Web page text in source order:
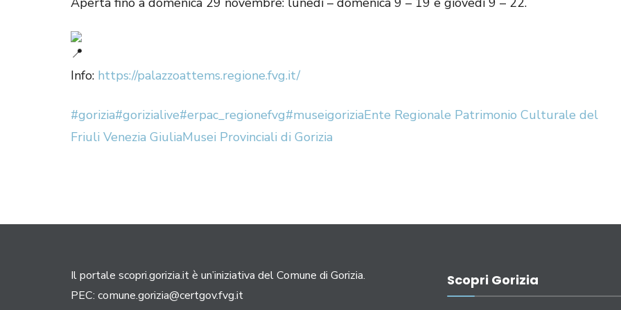
Info: https://palazzoattems.regione.fvg.it/
#gorizia#gorizialive#erpac_regionefvg#museigoriziaEnte Regionale Patrimonio Culturale del
Friuli Venezia GiuliaMusei Provinciali di Gorizia
Il portale scopri.gorizia.it è un’iniziativa del Comune di Gorizia.
PEC: comune.gorizia@certgov.fvg.it
Scopri Gorizia